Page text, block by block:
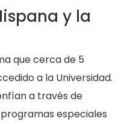
y la
que cerca de 5
a la Universidad.
a través de
especiales